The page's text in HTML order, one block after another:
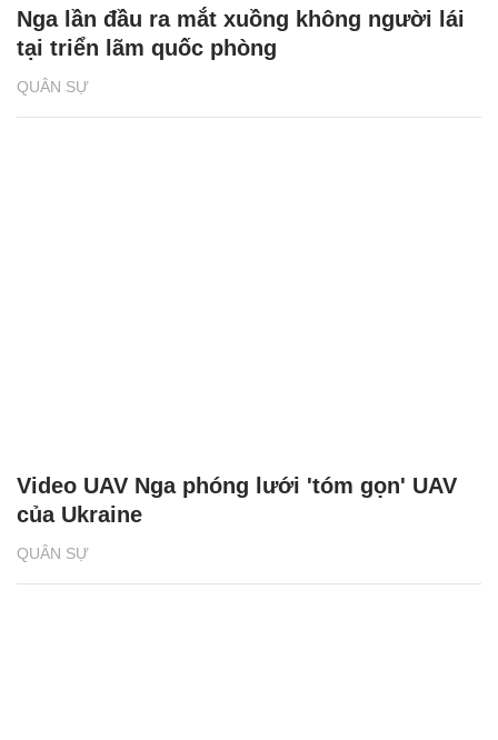
QUÂN SỰ
Nga lần đầu ra mắt xuồng không người lái
tại triển lãm quốc phòng
QUÂN SỰ
Video UAV Nga phóng lưới 'tóm gọn' UAV
của Ukraine